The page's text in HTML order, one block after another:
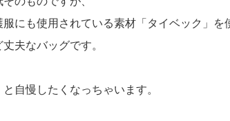
にも使用されている素材「タイベック」を
夫なバッグです。
自慢したくなっちゃいます。